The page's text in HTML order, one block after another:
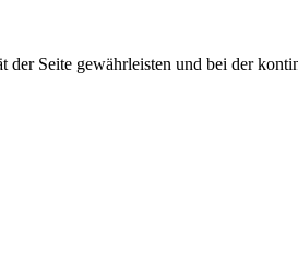
Seite gewährleisten und bei der